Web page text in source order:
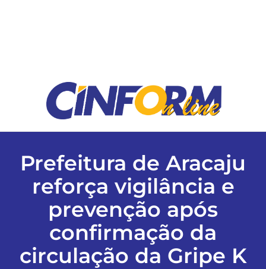
Classificados
FALE CONOSCO
EDIÇÕES EM PDF
Prefeitura de Aracaju
reforça vigilância e
prevenção após
confirmação da
circulação da Gripe K